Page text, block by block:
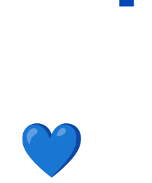
💙